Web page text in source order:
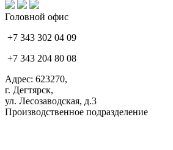
Головной офис
+7 343 302 04 09
+7 343 204 80 08
Адрес: 623270,
г. Дегтярск,
ул. Лесозаводская, д.3
Производственное подразделение